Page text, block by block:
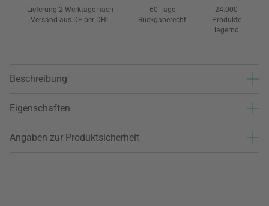
Lieferung 2 Werktage nach
Versand aus DE per DHL
60 Tage
Rückgaberecht
24.000
Produkte
lagernd
Beschreibung
Eigenschaften
Angaben zur Produktsicherheit